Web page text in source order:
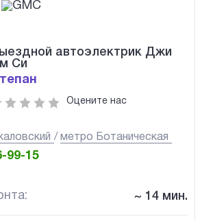
автоэлектрик Джи
Си
Оцените нас
метро Ботаническая
99-15
~ 14 мин.